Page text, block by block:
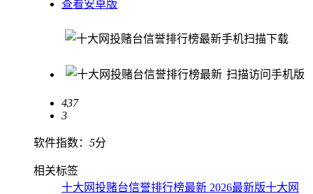
查看安卓版
手机扫描下载
扫描访问手机版
437
3
软件指数： 5分
相关标签
十大网投赌台信誉排行榜最新 2026最新版十大网